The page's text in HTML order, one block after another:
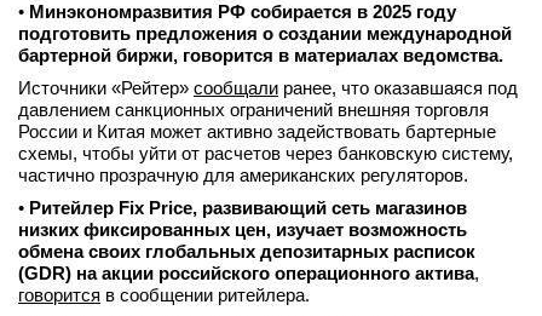
• Минэкономразвития РФ собирается в 2025 году
подготовить предложения о создании международной
бартерной биржи, говорится в материалах ведомства.
Источники «Рейтер» сообщали ранее, что оказавшаяся под
давлением санкционных ограничений внешняя торговля
России и Китая может активно задействовать бартерные
схемы, чтобы уйти от расчетов через банковскую систему,
частично прозрачную для американских регуляторов.
• Ритейлер Fix Price, развивающий сеть магазинов
низких фиксированных цен, изучает возможность
обмена своих глобальных депозитарных расписок
(GDR) на акции российского операционного актива,
говорится в сообщении ритейлера.